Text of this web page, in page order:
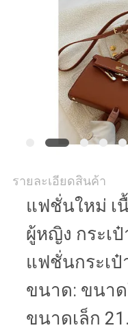
รายละเอียดสินค้า
แฟชั่นใหม่ เ
ผู้หญิง กระเป๋
แฟชั่นกระเป๋
ขนาด: ขนา
ขนาดเล็ก